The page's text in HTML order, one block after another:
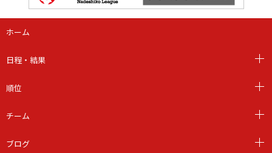
ホーム
日程・結果
順位
チーム
ブログ